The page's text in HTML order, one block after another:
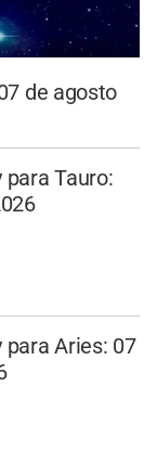
de agosto
para Tauro:
para Aries: 07